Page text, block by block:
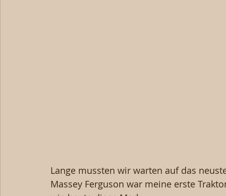
Lange mussten wir warten auf das
Massey Ferguson war meine erste